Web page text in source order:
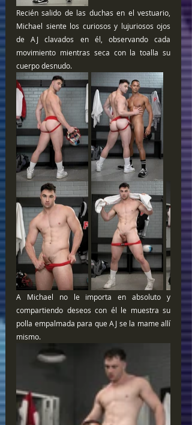
Recién salido de las duchas en el vestuario,
Michael siente los curiosos y lujuriosos ojos
de AJ clavados en él, observando cada
movimiento mientras seca con la toalla su
cuerpo desnudo.
A Michael no le importa en absoluto y
compartiendo deseos con él le muestra su
polla empalmada para que AJ se la mame allí
mismo.